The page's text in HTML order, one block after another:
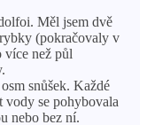
Měl jsem dvě
(pokračovaly v
více než půl
snůšek. Každé
se pohybovala
nebo bez ní.